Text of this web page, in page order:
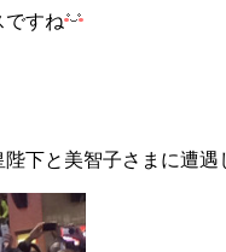
ですね
下と美智子さまに遭遇